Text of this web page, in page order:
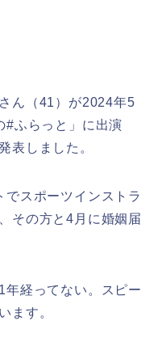
ん（41）が2024年5
#ふらっと」に出演
表しました。
スポーツインストラ
その方と4月に婚姻届
年経ってない。スピー
ます。